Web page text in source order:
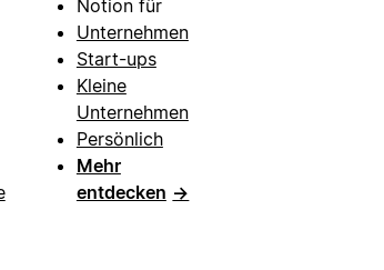
Notion für
Unternehmen
Start-ups
Kleine
Unternehmen
Persönlich
Mehr
entdecken →